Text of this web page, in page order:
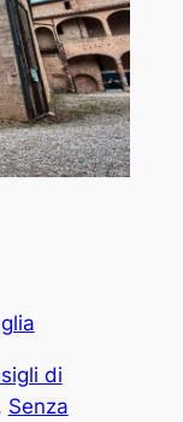
di
Senza